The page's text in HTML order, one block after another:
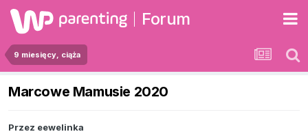
Forum
9 miesięcy, ciąża
Marcowe Mamusie 2020
Przez eewelinka